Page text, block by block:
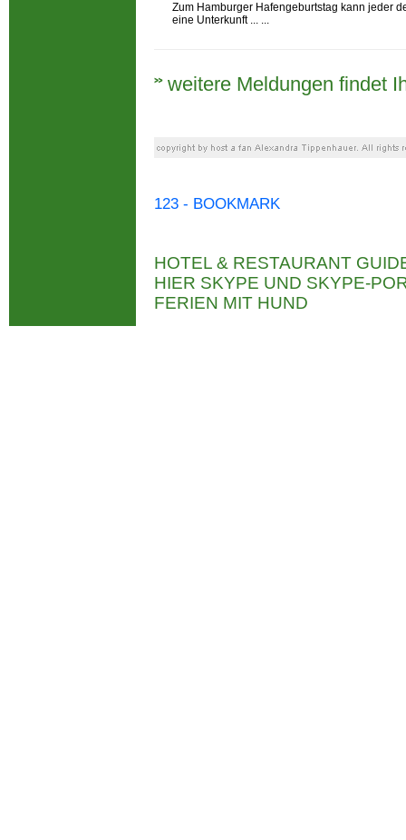
Zum Hamburger Hafengeburtstag kann jeder
eine Unterkunft ... ...
weitere Meldungen findet
123 - BOOKMARK
HOTEL & RESTAURANT
HIER SKYPE UND SKYPE-
FERIEN MIT HUND